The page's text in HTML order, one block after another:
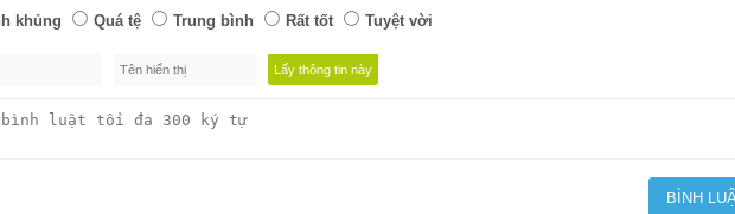
khủng Quá tệ Trung bình Rất tốt Tuyệt vời